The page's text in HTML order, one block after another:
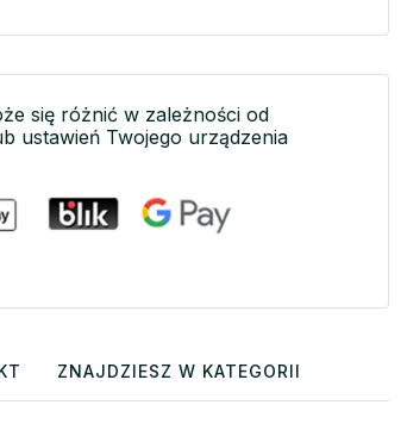
się różnić w zależności od
ustawień Twojego urządzenia
ZNAJDZIESZ W KATEGORII